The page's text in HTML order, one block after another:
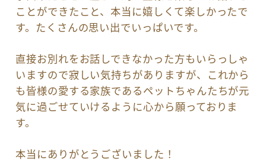
ことができたこと、本当に嬉しくて楽しかったで
す。たくさんの思い出でいっぱいです。
直接お別れをお話しできなかった方もいらっしゃ
いますので寂しい気持ちがありますが、これから
も皆様の愛する家族であるペットちゃんたちが元
気に過ごせていけるように心から願っておりま
す。
本当にありがとうございました！